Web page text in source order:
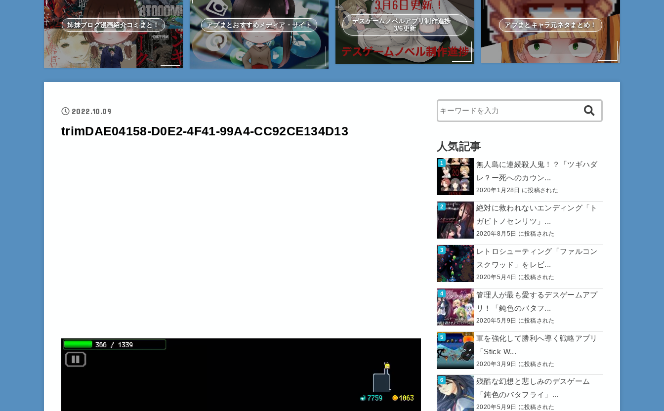
姉妹ブログ漫画紹介コミまと！ アプまとおすすめメディア・サイト
デスゲームノベルアプリ制作進捗
3/6更新
アプまとキャラ元ネタまとめ！
2022.10.09
trimDAE04158-D0E2-4F41-99A4-CC92CE134D13
動
When autocomplete results are available use up and down
人気記事
無人島に連続殺人鬼！？「ツギハダ
レ？ー死へのカウン...
2020年1月28日 に投稿された
絶対に救われないエンディング「ト
ガビトノセンリツ」...
2020年8月5日 に投稿された
レトロシューティング「ファルコン
スクワッド」をレビ...
2020年5月4日 に投稿された
管理人が最も愛するデスゲームアプ
リ！「鈍色のバタフ...
2020年5月9日 に投稿された
軍を強化して勝利へ導く戦略アプリ
「Stick W...
2020年3月9日 に投稿された
残酷な幻想と悲しみのデスゲーム
「鈍色のバタフライ」...
2020年5月9日 に投稿された